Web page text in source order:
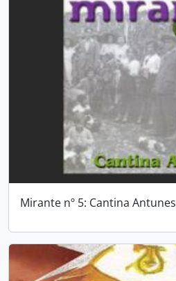
Mirante nº 5: Cantina Antunes